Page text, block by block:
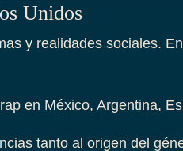
Unidos
y realidades sociales.
en México, Argentina,
tanto al origen del